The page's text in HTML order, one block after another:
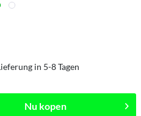
in 5-8 Tagen
Nu kopen